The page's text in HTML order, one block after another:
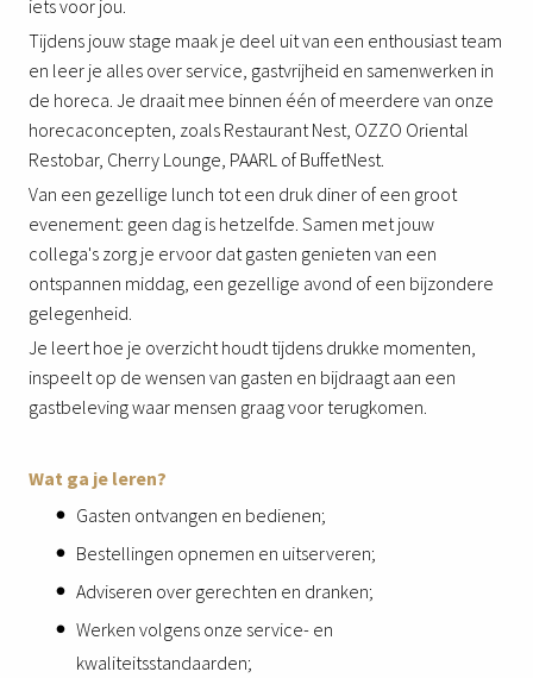
iets voor jou.
Tijdens jouw stage maak je deel uit van een enthousiast team
en leer je alles over service, gastvrijheid en samenwerken in
de horeca. Je draait mee binnen één of meerdere van onze
horecaconcepten, zoals Restaurant Nest, OZZO Oriental
Restobar, Cherry Lounge, PAARL of BuffetNest.
Van een gezellige lunch tot een druk diner of een groot
evenement: geen dag is hetzelfde. Samen met jouw
collega's zorg je ervoor dat gasten genieten van een
ontspannen middag, een gezellige avond of een bijzondere
gelegenheid.
Je leert hoe je overzicht houdt tijdens drukke momenten,
inspeelt op de wensen van gasten en bijdraagt aan een
gastbeleving waar mensen graag voor terugkomen.
Wat ga je leren?
Gasten ontvangen en bedienen;
Bestellingen opnemen en uitserveren;
Adviseren over gerechten en dranken;
Werken volgens onze service- en
kwaliteitsstandaarden;